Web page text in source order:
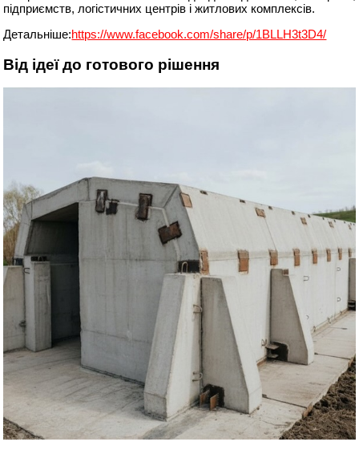
підприємств, логістичних центрів і житлових комплексів.
Детальніше:https://www.facebook.com/share/p/1BLLH3t3D4/
Від ідеї до готового рішення